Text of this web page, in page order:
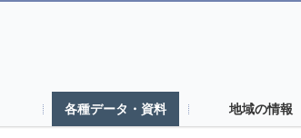
各種データ・資料 地域の情報